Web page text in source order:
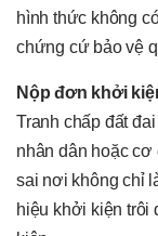
hình thức không
chứng cứ bảo vệ
Nộp đơn khởi
Tranh chấp đất
nhân dân hoặc cơ
sai nơi không chỉ
hiệu khởi kiện trôi